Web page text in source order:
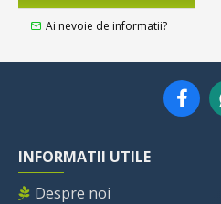
Ai nevoie de informatii?
INFORMATII UTILE
Despre noi